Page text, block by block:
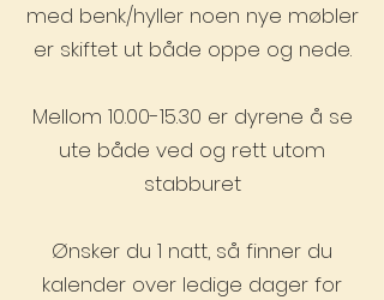
med benk/hyller noen nye møbler
er skiftet ut både oppe og nede.
Mellom 10.00-15.30 er dyrene å se
ute både ved og rett utom
stabburet
Ønsker du 1 natt, så finner du
kalender over ledige dager for